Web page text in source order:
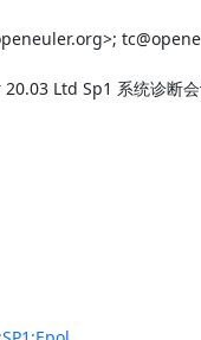
Ltd Sp1 系统诊断